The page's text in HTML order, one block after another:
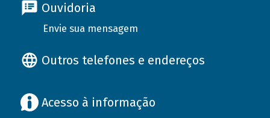
Ouvidoria
Envie sua mensagem
Outros telefones e endereços
Acesso à informação